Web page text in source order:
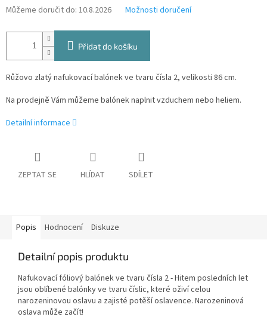
Můžeme doručit do: 10.8.2026 Možnosti doručení
Přidat do košíku
Růžovo zlatý nafukovací balónek ve tvaru čísla 2, velikosti 86 cm.
Na prodejně Vám můžeme balónek naplnit vzduchem nebo heliem.
Detailní informace
ZEPTAT SE HLÍDAT SDÍLET
Popis Hodnocení Diskuze
Detailní popis produktu
Nafukovací fóliový balónek ve tvaru čísla 2 - Hitem posledních let
jsou oblíbené balónky ve tvaru číslic, které oživí celou
narozeninovou oslavu a zajisté potěší oslavence. Narozeninová
oslava může začít!